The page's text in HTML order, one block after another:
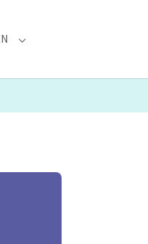
heritage"
Submenu for "EN"